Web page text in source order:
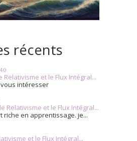
récents
Relativisme et le Flux Intégral...
intéresser
Relativisme et le Flux Intégral...
en apprentissage. je...
et le Flux Intégral...